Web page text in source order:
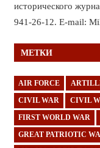
исторического
941-26-12. E-mail:
МЕТКИ
AIR FORCE
CIVIL WAR CIVIL
FIRST WORLD WAR
GREAT PATRIOTIC